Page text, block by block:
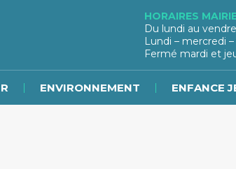
HORAIRES
Du lundi au
Lundi – mercredi
Fermé mardi et
ENVIRONNEMENT ENFANCE